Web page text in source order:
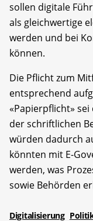
sollen digitale
als gleichwertige
werden und bei
können.
Die Pflicht zum
entsprechend
«Papierpflicht»
der schriftlichen
würden dadurch
könnten mit E-
werden, was
sowie Behörden
Digitalisierung